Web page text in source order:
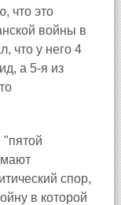
что это
войны в
что у него 4
а 5-я из
спор,
в которой